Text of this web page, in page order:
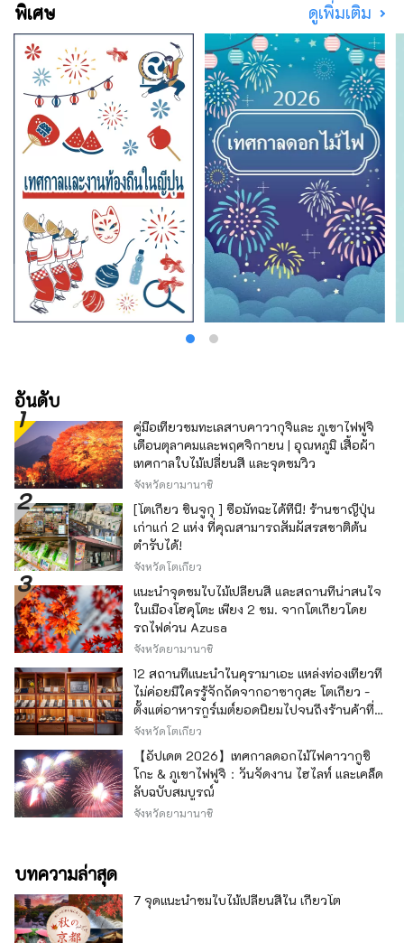
ซากิซึ่งเป็นศูนย์กลางการคมนาคมขนส่งจาก
โตเกียวได้ภายในเวลาประมาณหนึ่งชั่วโมงโดยนั่ง
ชินคันเซ็น ดังนั้นคุณจึงสามารถเพลิดเพลินกับการ
ท่องเที่ยวแบบไปเช้าเย็นกลับได้ แต่คุณสามารถ
ดื่มด่ำกับมนต์เสน่ห์ของกุนมะได้มากขึ้นด้วยการ
พักอยู่หลายวัน
พิเศษ ดูเพิ่มเติม
อันดับ
คู่มือเที่ยวชมทะเลสาบคาวากุจิและ ภูเขาไฟฟูจิ
เดือนตุลาคมและพฤศจิกายน | อุณหภูมิ เสื้อผ้า
เทศกาลใบไม้เปลี่ยนสี และจุดชมวิว
จังหวัดยามานาชิ
[โตเกียว ชินจูกุ ] ซื้อมัทฉะได้ที่นี่! ร้านชาญี่ปุ่น
เก่าแก่ 2 แห่ง ที่คุณสามารถสัมผัสรสชาติต้น
ตำรับได้!
จังหวัดโตเกียว
แนะนำจุดชมใบไม้เปลี่ยนสี และสถานที่น่าสนใจ
ในเมืองโฮคุโตะ เพียง 2 ชม. จากโตเกียวโดย
รถไฟด่วน Azusa
จังหวัดยามานาชิ
12 สถานที่แนะนำในคุรามาเอะ แหล่งท่องเที่ยวที่
ไม่ค่อยมีใครรู้จักถัดจากอาซากุสะ โตเกียว -
ตั้งแต่อาหารกูร์เมต์ยอดนิยมไปจนถึงร้านค้าที่มี
เอกลักษณ์ -
จังหวัดโตเกียว
【อัปเดต 2026】เทศกาลดอกไม้ไฟคาวากูชิ
โกะ & ภูเขาไฟฟูจิ：วันจัดงาน ไฮไลท์ และเคล็ด
ลับฉบับสมบูรณ์
จังหวัดยามานาชิ
บทความล่าสุด
7 จุดแนะนำชมใบไม้เปลี่ยนสีใน เกียวโต